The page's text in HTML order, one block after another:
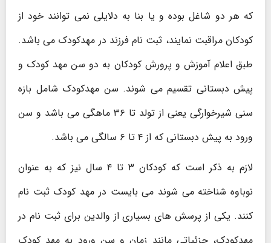
که هر دو شاغل بوده و یا بنا به دلایلی نمی توانند خود از
کودکان مراقبت نمایند، ثبت نام فرزند در مهدکودک می باشد.
طبق اعلام آموزش و پرورش کودکان به دو سن مهد کودک و
پیش دبستانی تقسیم می شوند. سن مهدکودک شامل بازه
سنی شیرخوارگی یعنی از تولد تا ۳۶ ماهگی می باشد و سن
ورود به پیش دبستانی که از ۴ تا ۶ سالگی می باشد.
لازم به ذکر است که کودکان ۳ تا ۴ سال نیز که به عنوان
نوباوه شناخته می شوند می بایست در مهد کودک ثبت نام
کنند. یکی از پرسش های بسیاری از والدین برای ثبت نام در
مهدکودک، جزئیاتی مانند زمان و سن ورود به مهد کودک